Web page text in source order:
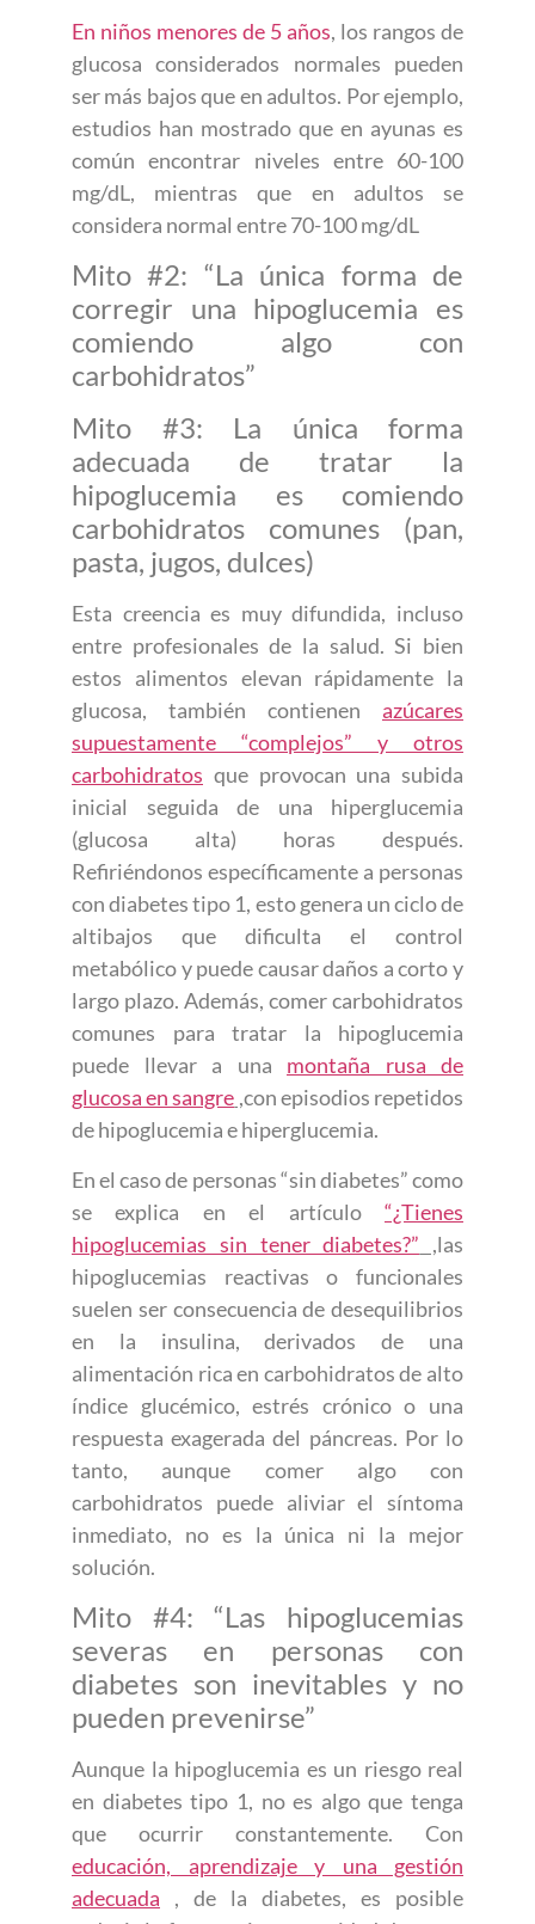
En niños menores de 5 años, los rangos de
glucosa considerados normales pueden
ser más bajos que en adultos. Por ejemplo,
estudios han mostrado que en ayunas es
común encontrar niveles entre 60-100
mg/dL, mientras que en adultos se
considera normal entre 70-100 mg/dL
Mito #2: “La única forma de
corregir una hipoglucemia es
comiendo algo con
carbohidratos”
Mito #3: La única forma
adecuada de tratar la
hipoglucemia es comiendo
carbohidratos comunes (pan,
pasta, jugos, dulces)
Esta creencia es muy difundida, incluso
entre profesionales de la salud. Si bien
estos alimentos elevan rápidamente la
glucosa, también contienen azúcares
supuestamente “complejos” y otros
carbohidratos que provocan una subida
inicial seguida de una hiperglucemia
(glucosa alta) horas después.
Refiriéndonos específicamente a personas
con diabetes tipo 1, esto genera un ciclo de
altibajos que dificulta el control
metabólico y puede causar daños a corto y
largo plazo. Además, comer carbohidratos
comunes para tratar la hipoglucemia
puede llevar a una montaña rusa de
glucosa en sangre ,con episodios repetidos
de hipoglucemia e hiperglucemia.
En el caso de personas “sin diabetes” como
se explica en el artículo “¿Tienes
hipoglucemias sin tener diabetes?” ,las
hipoglucemias reactivas o funcionales
suelen ser consecuencia de desequilibrios
en la insulina, derivados de una
alimentación rica en carbohidratos de alto
índice glucémico, estrés crónico o una
respuesta exagerada del páncreas. Por lo
tanto, aunque comer algo con
carbohidratos puede aliviar el síntoma
inmediato, no es la única ni la mejor
solución.
Mito #4: “Las hipoglucemias
severas en personas con
diabetes son inevitables y no
pueden prevenirse”
Aunque la hipoglucemia es un riesgo real
en diabetes tipo 1, no es algo que tenga
que ocurrir constantemente. Con
educación, aprendizaje y una gestión
adecuada
, de la diabetes, es posible